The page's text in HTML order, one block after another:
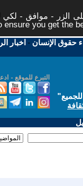
الزر - موافق - لكي
you get the
حقوق الإنسان - اخبار
التبرع للموقع -
"